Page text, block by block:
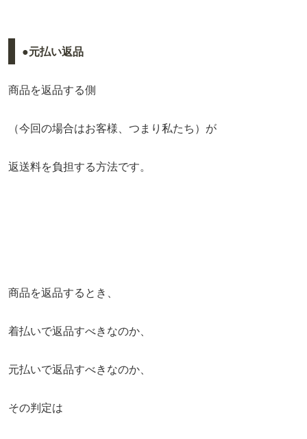
●元払い返品
商品を返品する側
（今回の場合はお客様、つまり私たち）が
返送料を負担する方法です。
商品を返品するとき、
着払いで返品すべきなのか、
元払いで返品すべきなのか、
その判定は